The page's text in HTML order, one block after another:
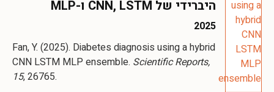
היברידי של CNN, LSTM ו-MLP
2025
Fan, Y. (2025). Diabetes diagnosis using a hybrid
CNN LSTM MLP ensemble. Scientific Reports,
15, 26765.